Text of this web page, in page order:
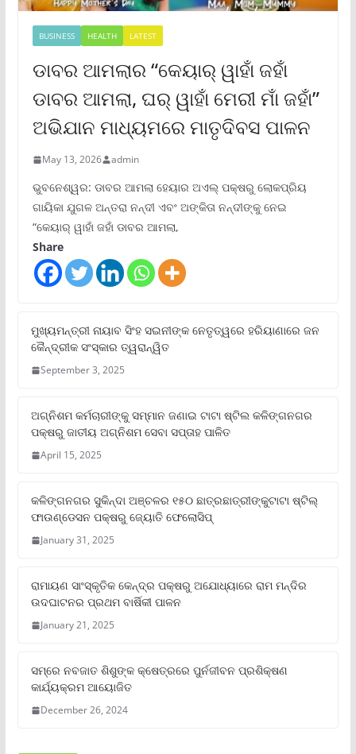
BUSINESS HEALTH LATEST
ଡାବର ଆମଲାର “କେୟାର୍ ୱାହାଁ ଜହାଁ
ଡାବର ଆମଲା, ଘର୍ ୱାହାଁ ମେରୀ ମାଁ ଜହାଁ”
ଅଭିଯାନ ମାଧ୍ୟମରେ ମାତୃଦିବସ ପାଳନ
May 13, 2026 admin
ଭୁବନେଶ୍ୱର: ଡାବର ଆମଲା ହେୟାର ଅଏଲ୍ ପକ୍ଷରୁ ଲୋକପ୍ରିୟ
ଗାୟିକା ଯୁଗଳ ଅନ୍ତରା ନନ୍ଦୀ ଏବଂ ଅଙ୍କିତା ନନ୍ଦୀଙ୍କୁ ନେଇ
“କେୟାର୍ ୱାହାଁ ଜହାଁ ଡାବର ଆମଲା,
Share
ମୁଖ୍ୟମନ୍ତ୍ରୀ ନାୟାବ ସିଂହ ସଇନୀଙ୍କ ନେତୃତ୍ୱରେ ହରିୟାଣାରେ ଜନ
କୈନ୍ଦ୍ରୀକ ସଂସ୍କାର ତ୍ୱରାନ୍ୱିତ
September 3, 2025
ଅଗ୍ନିଶମ କର୍ମଚାରୀଙ୍କୁ ସମ୍ମାନ ଜଣାଇ ଟାଟା ଷ୍ଟିଲ କଳିଙ୍ଗନଗର
ପକ୍ଷରୁ ଜାତୀୟ ଅଗ୍ନିଶମ ସେବା ସପ୍ତାହ ପାଳିତ
April 15, 2025
କଳିଙ୍ଗନଗର ସୁକିନ୍ଦା ଅଞ୍ଚଳର ୧୫୦ ଛାତ୍ରଛାତ୍ରୀଙ୍କୁଟାଟା ଷ୍ଟିଲ୍
ଫାଉଣ୍ଡେସନ ପକ୍ଷରୁ ଜ୍ୟୋତି ଫେଲୋସିପ୍‌
January 31, 2025
ରାମାୟଣ ସାଂସ୍କୃତିକ କେନ୍ଦ୍ର ପକ୍ଷରୁ ଅଯୋଧ୍ୟାରେ ରାମ ମନ୍ଦିର
ଉଦଘାଟନର ପ୍ରଥମ ବାର୍ଷିକୀ ପାଳନ
January 21, 2025
ସମ୍‌ରେ ନବଜାତ ଶିଶୁଙ୍କ କ୍ଷେତ୍ରରେ ପୁର୍ନଜୀବନ ପ୍ରଶିକ୍ଷଣ
କାର୍ଯ୍ୟକ୍ରମ ଆୟୋଜିତ
December 26, 2024